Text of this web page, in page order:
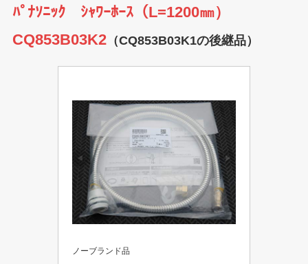
ﾊﾟﾅｿﾆｯｸ ｼｬﾜｰﾎｰｽ（L=1200㎜）
CQ853B03K2（CQ853B03K1の後継品）
ノーブランド品